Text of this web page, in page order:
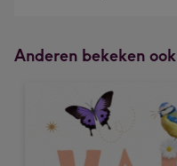
Anderen bekeken ook